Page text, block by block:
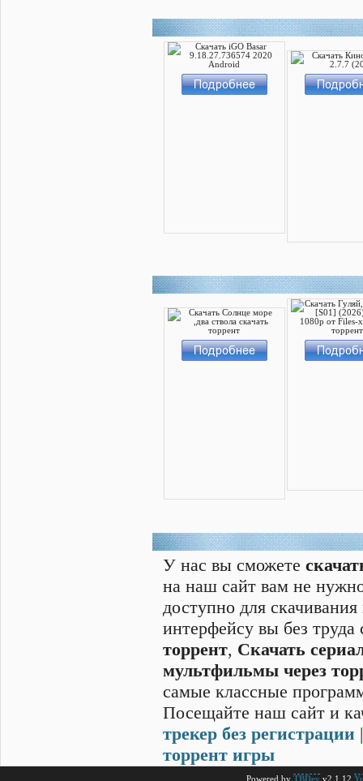
У нас вы сможете
на наш сайт вам не
доступно для
интерфейсу вы без
торрент, Скачать
мультфильмы через
самые классные
Посещайте наш сайт и
трекер без регистрации
торрент игры
Powered by TBDev v2.1.12